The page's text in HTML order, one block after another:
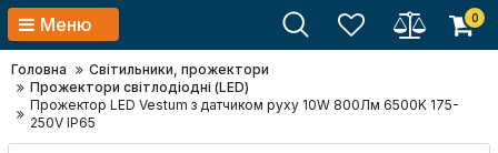
Меню 0
Головна
Світильники, прожектори
Прожектори світлодіодні (LED)
Прожектор LED Vestum з датчиком руху 10W 800Лм 6500K 175-
250V IP65